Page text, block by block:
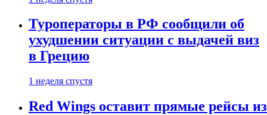
Туроператоры в РФ сообщили об
ухудшении ситуации с выдачей виз
в Грецию
1 неделя спустя
Red Wings оставит прямые рейсы